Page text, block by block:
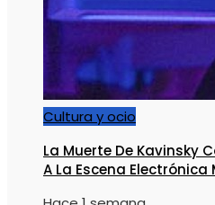
Cultura y ocio
La Muerte De Kavinsky
A La Escena Electrónica